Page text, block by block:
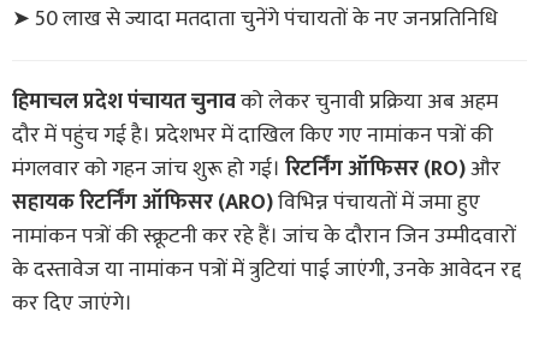
➤ 50 लाख से ज्यादा मतदाता चुनेंगे पंचायतों के नए जनप्रतिनिधि
हिमाचल प्रदेश पंचायत चुनावको लेकर चुनावी प्रक्रिया अब अहम
दौर में पहुंच गई है। प्रदेशभर में दाखिल किए गए नामांकन पत्रों की
मंगलवार को गहन जांच शुरू हो गई। रिटर्निंग ऑफिसर (RO)और
सहायक रिटर्निंग ऑफिसर (ARO)विभिन्न पंचायतों में जमा हुए
नामांकन पत्रों की स्क्रूटनी कर रहे हैं। जांच के दौरान जिन उम्मीदवारों
के दस्तावेज या नामांकन पत्रों में त्रुटियां पाई जाएंगी, उनके आवेदन रद्द
कर दिए जाएंगे।